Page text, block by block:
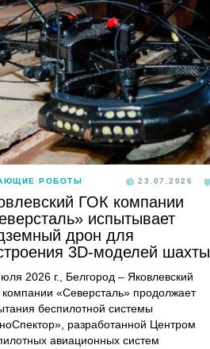
РОБОТЫ 23.07.2026
ГОК компании
испытывает
дрон для
3D-моделей шахты
2026 г., Белгород – Яковлевский
«Северсталь» продолжает
беспилотной системы
разработанной Центром
авиационных систем